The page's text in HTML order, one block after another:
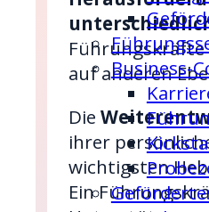
Business-
Führungskräfte
auf anderen
Die
ihrer
wichtigsten
Ein